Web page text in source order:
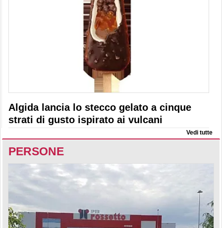
Algida lancia lo stecco gelato a cinque
strati di gusto ispirato ai vulcani
Vedi tutte
PERSONE